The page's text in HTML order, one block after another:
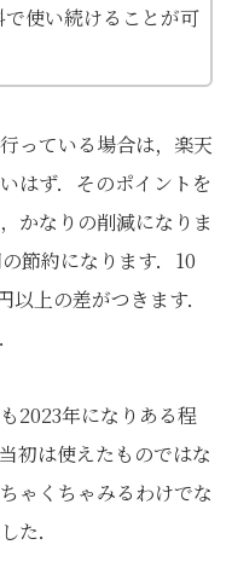
使い続けることが可
っている場合は，楽天
はず．そのポイントを
かなりの削減になりま
節約になります．10
上の差がつきます．
2023年になりある程
初は使えたものではな
ゃくちゃみるわけでな
た．